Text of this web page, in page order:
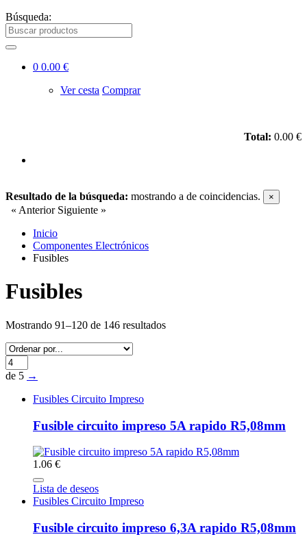
Búsqueda:
0 0.00 €
Ver cesta Comprar
Total: 0.00 €
Resultado de la búsqueda: mostrando a de coincidencias. ×
« Anterior Siguiente »
Inicio
Componentes Electrónicos
Fusibles
Fusibles
Mostrando 91–120 de 146 resultados
de 5 →
Fusibles Circuito Impreso
Fusible circuito impreso 5A rapido R5,08mm
1.06 €
Lista de deseos
Fusibles Circuito Impreso
Fusible circuito impreso 6,3A rapido R5,08mm